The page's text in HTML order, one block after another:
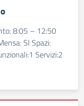
8:05 – 12:50
SI Spazi:
Servizi:2